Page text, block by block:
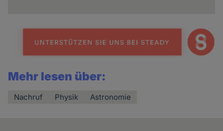
Mehr lesen über:
Nachruf Physik Astronomie